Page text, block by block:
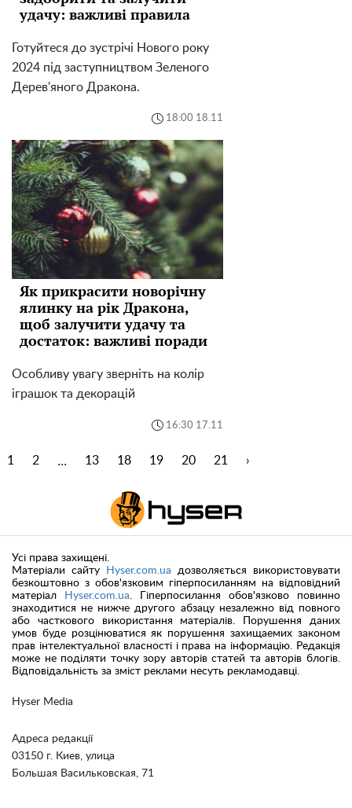
удачу: важливі правила
Готуйтеся до зустрічі Нового року
2024 під заступництвом Зеленого
Дерев'яного Дракона.
18:00 18.11
Як прикрасити новорічну
ялинку на рік Дракона,
щоб залучити удачу та
достаток: важливі поради
Особливу увагу зверніть на колір
іграшок та декорацій
16:30 17.11
1 2 ... 13 18 19 20 21 ›
Hyser Media
Адреса редакції
03150 г. Киев, улица
Большая Васильковская, 71
Усі права захищені.
Матеріали сайту
Hyser.com.ua дозволяється використовувати
безкоштовно з обов'язковим гіперпосиланням на відповідний
матеріал
Hyser.com.ua. Гіперпосилання обов'язково повинно
знаходитися не нижче другого абзацу незалежно від повного
або часткового використання матеріалів. Порушення даних
умов буде розцінюватися як порушення захищаемих законом
прав інтелектуальної власності і права на інформацію. Редакція
може не поділяти точку зору авторів статей та авторів блогів.
Відповідальність за зміст реклами несуть рекламодавці.